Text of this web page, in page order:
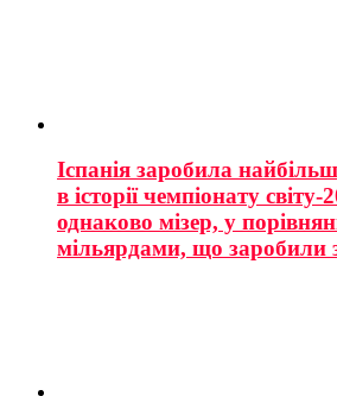
Іспанія заробила
в історії чемпіонату
однаково мізер, у
мільярдами, що